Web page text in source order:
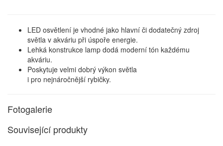
LED osvětlení je vhodné jako hlavní či dodatečný zdroj
světla v akváriu při úspoře energie.
Lehká konstrukce lamp dodá moderní tón každému
akváriu.
Poskytuje velmi dobrý výkon světla
i pro nejnáročnější rybičky.
Fotogalerie
Související produkty